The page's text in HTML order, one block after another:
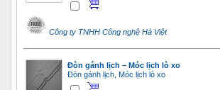
Công ty TNHH Công nghệ Hà Việt
Đòn gánh lịch – Móc lịch lò xo
Đòn gánh lịch, Móc lịch lò xo